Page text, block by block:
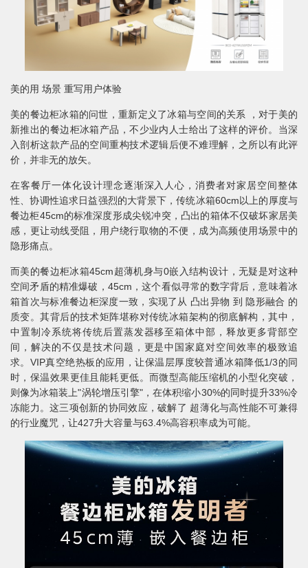
美的用 场景 重写用户体验
美的餐边柜冰箱的问世，重新定义了冰箱与空间的关系 ，对于美的
新推出的餐边柜冰箱产品，不少业内人士给出了这样的评价。当深
入剖析这款产品的空间重构技术逻辑后便不难理解，之所以有此评
价，并非无的放矢。
在客餐厅一体化设计理念逐渐深入人心，消费者对家居空间整体
性、协调性追求日益强烈的大背景下，传统冰箱60cm以上的厚度与
餐边柜45cm的标准深度形成尖锐冲突，凸出的箱体不仅破坏家居美
感，更让动线受阻，用户绕行取物的不便，成为高频使用场景中的
隐形痛点。
而美的餐边柜冰箱45cm超薄机身与0嵌入结构设计，无疑是对这种
空间矛盾的精准爆破，45cm，这个看似寻常的数字背后，意味着冰
箱首次与标准餐边柜深度一致，实现了从 凸出异物 到 隐形融合 的
质变。其背后的技术矩阵堪称对传统冰箱架构的彻底解构，其中，
中置制冷系统将传统后置蒸发器移至箱体中部，释放更多背部空
间，解决的不仅是技术问题，更是中国家庭对空间效率的极致追
求。VIP真空绝热板的应用，让保温层厚度较普通冰箱降低1/3的同
时，保温效果更佳且能耗更低。而微型高能压缩机的小型化突破，
则像为冰箱装上"涡轮增压引擎"，在体积缩小30%的同时提升33%冷
冻能力。这三项创新的协同效应，破解了 超薄化与高性能不可兼得
的行业魔咒，让427升大容量与63.4%高容积率成为可能。